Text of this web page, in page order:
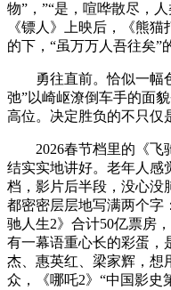
物”，”“是，喧哗散尽，
《镖人》上映后，《熊
的下，“虽万万人吾往矣”
勇往直前。恰似一幅色
弛”以崎岖潦倒车手的面
高位。决定胜负的不只仅
2026春节档里的《飞
结实实地讲好。老年人感
档，影片后半段，没心没
都密密层层地写满两个字
驰人生2》合计50亿票房
有一幕语重心长的彩蛋，
杰、惠英红、梁家辉，想
众，《哪吒2》“中国影史